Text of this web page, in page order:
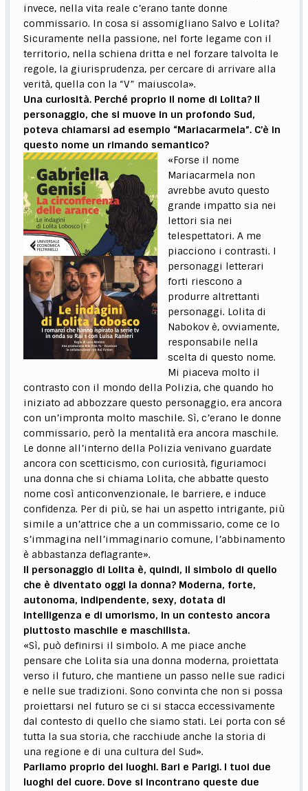
invece, nella vita reale c’erano tante donne
commissario. In cosa si assomigliano Salvo e Lolita?
Sicuramente nella passione, nel forte legame con il
territorio, nella schiena dritta e nel forzare talvolta le
regole, la giurisprudenza, per cercare di arrivare alla
verità, quella con la “V” maiuscola».
Una curiosità. Perché proprio il nome di Lolita? Il
personaggio, che si muove in un profondo Sud,
poteva chiamarsi ad esempio “Mariacarmela”. C’è in
questo nome un rimando semantico?
«Forse il nome
Mariacarmela non
avrebbe avuto questo
grande impatto sia nei
lettori sia nei
telespettatori. A me
piacciono i contrasti. I
personaggi letterari
forti riescono a
produrre altrettanti
personaggi. Lolita di
Nabokov è, ovviamente,
responsabile nella
scelta di questo nome.
Mi piaceva molto il
contrasto con il mondo della Polizia, che quando ho
iniziato ad abbozzare questo personaggio, era ancora
con un’impronta molto maschile. Sì, c’erano le donne
commissario, però la mentalità era ancora maschile.
Le donne all’interno della Polizia venivano guardate
ancora con scetticismo, con curiosità, figuriamoci
una donna che si chiama Lolita, che abbatte questo
nome così anticonvenzionale, le barriere, e induce
confidenza. Per di più, se hai un aspetto intrigante, più
simile a un’attrice che a un commissario, come ce lo
s’immagina nell’immaginario comune, l’abbinamento
è abbastanza deflagrante».
Il personaggio di Lolita è, quindi, il simbolo di quello
che è diventato oggi la donna? Moderna, forte,
autonoma, indipendente, sexy, dotata di
intelligenza e di umorismo, in un contesto ancora
piuttosto maschile e maschilista.
«Sì, può definirsi il simbolo. A me piace anche
pensare che Lolita sia una donna moderna, proiettata
verso il futuro, che mantiene un passo nelle sue radici
e nelle sue tradizioni. Sono convinta che non si possa
proiettarsi nel futuro se ci si stacca eccessivamente
dal contesto di quello che siamo stati. Lei porta con sé
tutta la sua storia, che racchiude anche la storia di
una regione e di una cultura del Sud».
Parliamo proprio dei luoghi. Bari e Parigi. I tuoi due
luoghi del cuore. Dove si incontrano queste due